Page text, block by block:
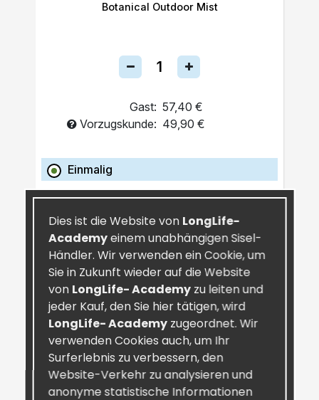
Botanical Outdoor Mist
Gast: 57,40 €
Vorzugskunde: 49,90 €
Einmalig
Dies ist die Website von LongLife-
Academyeinem unabhängigen Sisel-
Händler. Wir verwenden ein Cookie, um
Sie in Zukunft wieder auf die Website
von LongLife- Academyzu leiten und
jeder Kauf, den Sie hier tätigen, wird
LongLife- Academyzugeordnet. Wir
verwenden Cookies auch, um Ihr
Surferlebnis zu verbessern, den
Website-Verkehr zu analysieren und
anonyme statistische Informationen